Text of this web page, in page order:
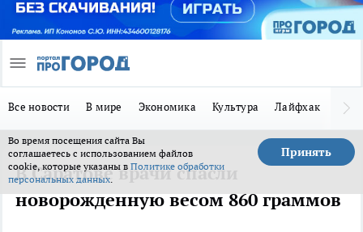
Все новости В мире Экономика Культура Лайфхак
Во время посещения сайта Вы
соглашаетесь с использованием файлов
cookie, которые указаны в Политике обработки
персональных данных.
Принять
В Саратове врачи спасли
новорожденную весом 860 граммов